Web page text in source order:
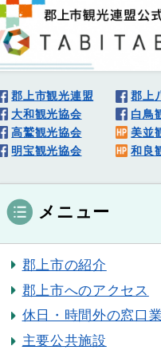
郡上市観光連盟
郡上
大和観光協会
白鳥
高鷲観光協会
美並
明宝観光協会
和良
メニュー
郡上市の紹介
郡上市へのアクセス
休日・時間外の窓口
主要公共施設